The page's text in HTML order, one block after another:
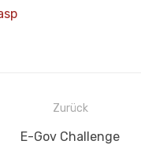
Zurück
Vorheriger
E-Gov Challenge